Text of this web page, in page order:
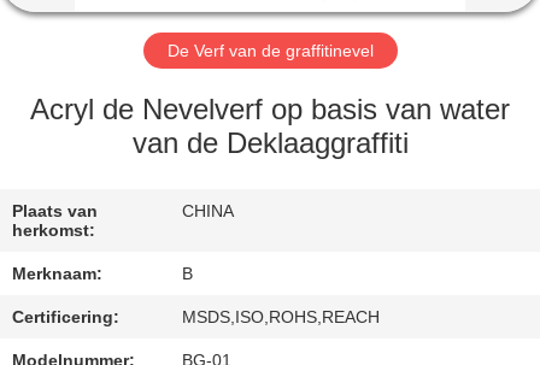
FABRIEKSREIS
KWALITEITSCONTROLE
ONS
VERZOEK
OM
De Verf van de graffitinevel
Acryl de Nevelverf op basis van water
van de Deklaaggraffiti
Plaats van
herkomst:
CHINA
Merknaam: B
Certificering: MSDS,ISO,ROHS,REACH
Modelnummer: BG-01